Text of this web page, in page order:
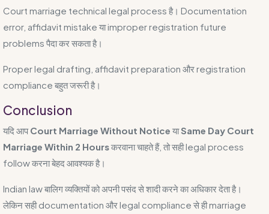
Court marriage technical legal process है। Documentation
error, affidavit mistake या improper registration future
problems पैदा कर सकता है।
Proper legal drafting, affidavit preparation और registration
compliance बहुत जरूरी है।
Conclusion
यदि आपCourt Marriage Without Notice याSame Day Court
Marriage Within 2 Hoursकरवाना चाहते हैं, तो सही legal process
follow करना बेहद आवश्यक है।
Indian law बालिग व्यक्तियों को अपनी पसंद से शादी करने का अधिकार देता है।
लेकिन सही documentation और legal compliance से ही marriage